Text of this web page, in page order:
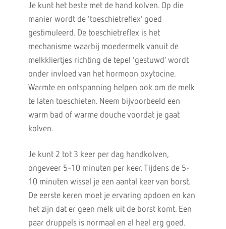
Je kunt het beste met de hand kolven. Op die
manier wordt de ‘toeschietreflex’ goed
gestimuleerd. De toeschietreflex is het
mechanisme waarbij moedermelk vanuit de
melkkliertjes richting de tepel ‘gestuwd’ wordt
onder invloed van het hormoon oxytocine.
Warmte en ontspanning helpen ook om de melk
te laten toeschieten. Neem bijvoorbeeld een
warm bad of warme douche voordat je gaat
kolven.
Je kunt 2 tot 3 keer per dag handkolven,
ongeveer 5-10 minuten per keer. Tijdens de 5-
10 minuten wissel je een aantal keer van borst.
De eerste keren moet je ervaring opdoen en kan
het zijn dat er geen melk uit de borst komt. Een
paar druppels is normaal en al heel erg goed.